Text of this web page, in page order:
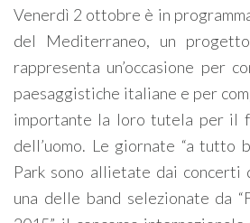
Venerdì 2 ottobre è in
del Mediterraneo, un
rappresenta un’occasione per
paesaggistiche italiane e per
importante la loro tutela per il
dell’uomo. Le giornate “a tutto
Park sono allietate dai concerti
una delle band selezionate da